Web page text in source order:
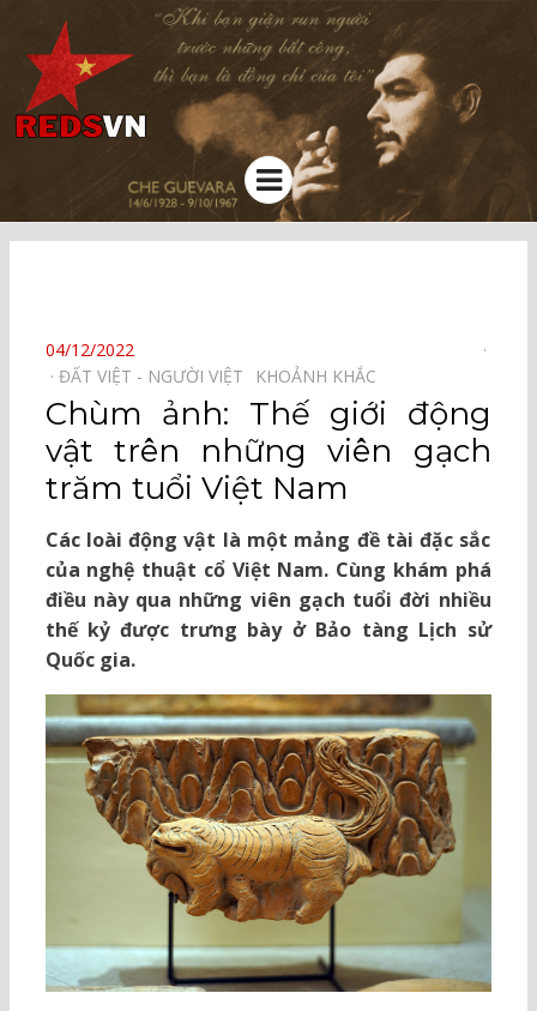
Kênh chia sẻ tri thức cộng đồng
Menu
POSTED
ON
04/12/2022
ĐẤT VIỆT - NGƯỜI VIỆT⠀
KHOẢNH KHẮC⠀
Chùm ảnh: Thế giới động
vật trên những viên gạch
trăm tuổi Việt Nam
Các loài động vật là một mảng đề tài đặc sắc
của nghệ thuật cổ Việt Nam. Cùng khám phá
điều này qua những viên gạch tuổi đời nhiều
thế kỷ được trưng bày ở Bảo tàng Lịch sử
Quốc gia.